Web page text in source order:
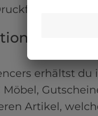
erhältst
Artikel,